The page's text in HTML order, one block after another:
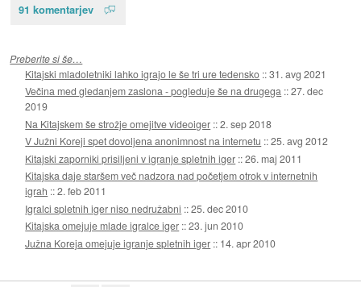
91 komentarjev
Preberite si še…
Kitajski mladoletniki lahko igrajo le še tri ure tedensko ::31. avg 2021
Večina med gledanjem zaslona - pogleduje še na drugega ::27. dec
2019
Na Kitajskem še strožje omejitve videoiger ::2. sep 2018
V Južni Koreji spet dovoljena anonimnost na internetu ::25. avg 2012
Kitajski zaporniki prisiljeni v igranje spletnih iger ::26. maj 2011
Kitajska daje staršem več nadzora nad početjem otrok v internetnih
igrah ::2. feb 2011
Igralci spletnih iger niso nedružabni ::25. dec 2010
Kitajska omejuje mlade igralce iger ::23. jun 2010
Južna Koreja omejuje igranje spletnih iger :: 14. apr 2010